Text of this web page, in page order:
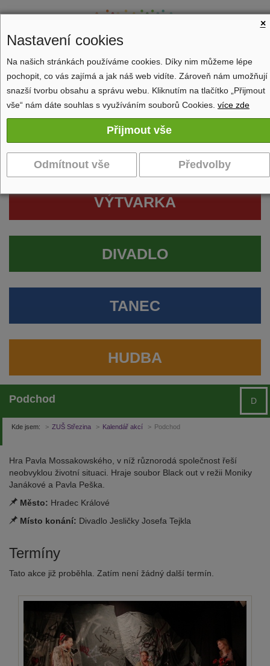
Zobrazit navigaci
VÝTVARKA
DIVADLO
TANEC
HUDBA
Podchod D
Kde jsem: ZUŠ Střezina Kalendář akcí Podchod
Hra Pavla Mossakowského, v níž různorodá společnost řeší
neobvyklou životní situaci. Hraje soubor Black out v režii Moniky
Janákové a Pavla Peška.
Město: Hradec Králové
Místo konání: Divadlo Jesličky Josefa Tejkla
Termíny
Tato akce již proběhla. Zatím není žádný další termín.
×
Nastavení cookies
Na našich stránkách používáme cookies. Díky nim můžeme lépe
pochopit, co vás zajímá a jak náš web vidíte. Zároveň nám umožňují
snazší tvorbu obsahu a správu webu. Kliknutím na tlačítko „Přijmout
vše“ nám dáte souhlas s využíváním souborů Cookies. více zde